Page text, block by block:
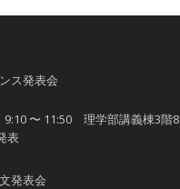
ス発表会
〜 11:50 理学部講義棟3階8
表
発表会